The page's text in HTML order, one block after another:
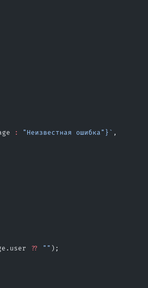
: "Неизвестная ошибка"}` ,
?? "" );